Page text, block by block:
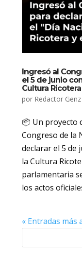
Ingresó al
el 5 de junio
Cultura
por Redactor Genz
📦 Un proyecto
Congreso de la
declarar el 5 de
la Cultura
parlamentaria
los actos
« Entradas más